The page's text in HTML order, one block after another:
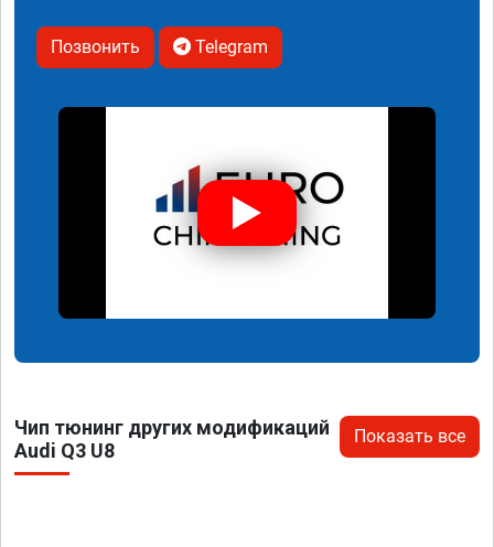
Позвонить Telegram
Чип тюнинг других модификаций
Audi Q3 U8
Показать все